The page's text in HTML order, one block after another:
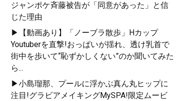
ジャンポケ斉藤被告が「同意があった」と信
じた理由
▶【動画あり】「ノーブラ散歩」Hカップ
Youtuberを直撃!おっぱいが揺れ、透け乳首で
街中を歩いて“恥ずかしくない”のか聞いてみた
ら...
▶小島瑠那、プールに浮かぶ真ん丸ヒップに
注目!グラビアメイキングMySPA!限定ムービ